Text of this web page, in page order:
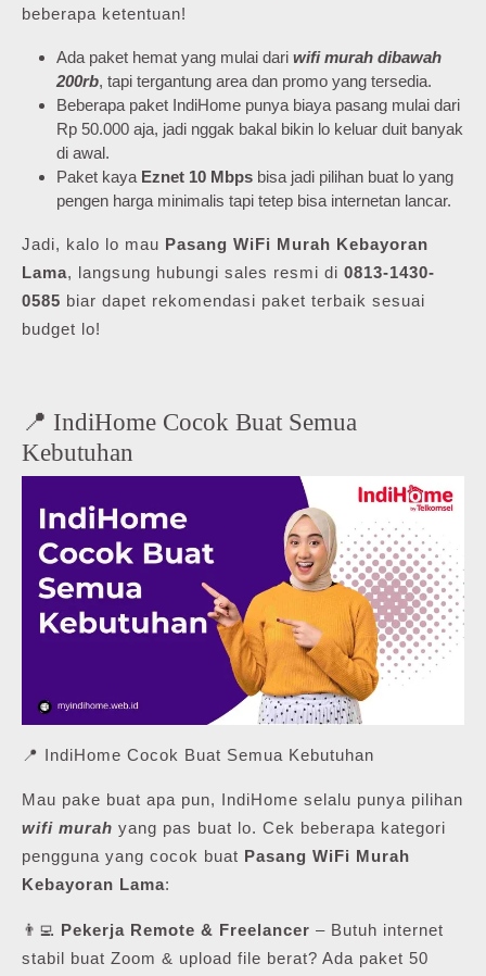
beberapa ketentuan!
Ada paket hemat yang mulai dari wifi murah dibawah
200rb, tapi tergantung area dan promo yang tersedia.
Beberapa paket IndiHome punya biaya pasang mulai dari
Rp 50.000 aja, jadi nggak bakal bikin lo keluar duit banyak
di awal.
Paket kaya Eznet 10 Mbps bisa jadi pilihan buat lo yang
pengen harga minimalis tapi tetep bisa internetan lancar.
Jadi, kalo lo mau Pasang WiFi Murah Kebayoran
Lama, langsung hubungi sales resmi di 0813-1430-
0585 biar dapet rekomendasi paket terbaik sesuai
budget lo!
📍 IndiHome Cocok Buat Semua
Kebutuhan
📍 IndiHome Cocok Buat Semua Kebutuhan
Mau pake buat apa pun, IndiHome selalu punya pilihan
wifi murah yang pas buat lo. Cek beberapa kategori
pengguna yang cocok buat Pasang WiFi Murah
Kebayoran Lama:
👨‍💻 Pekerja Remote & Freelancer – Butuh internet
stabil buat Zoom & upload file berat? Ada paket 50